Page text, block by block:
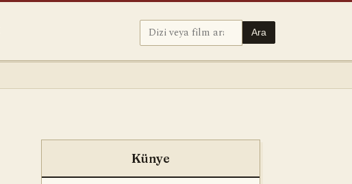
Ara
Künye